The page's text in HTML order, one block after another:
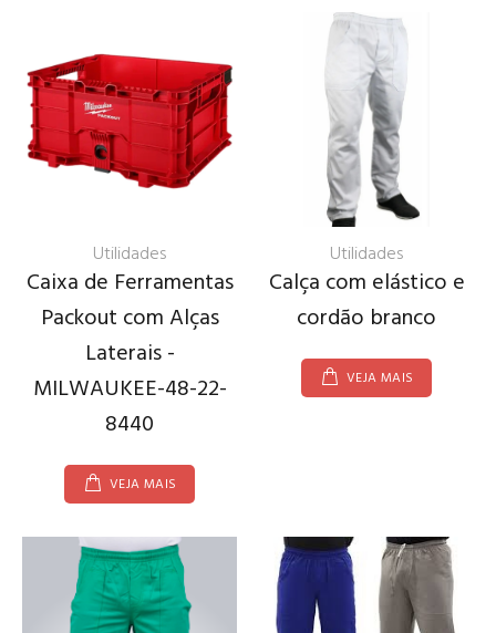
Utilidades
Caixa de Ferramentas
Packout com Alças
Laterais -
MILWAUKEE-48-22-
8440
VEJA MAIS
Utilidades
Calça com elástico e
cordão branco
VEJA MAIS